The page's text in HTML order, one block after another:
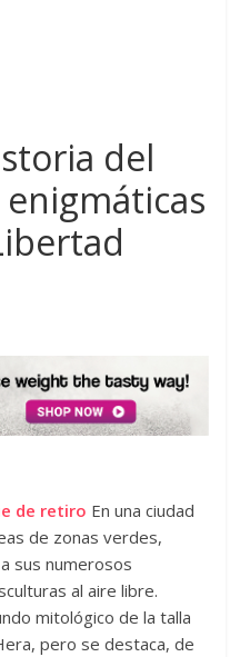
del
de retiro En una ciudad
de zonas verdes,
sus numerosos
al aire libre.
mitológico de la talla
pero se destaca, de